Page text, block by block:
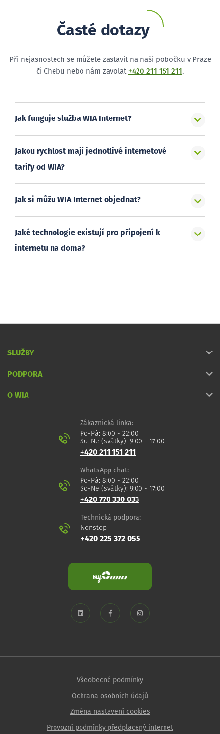
Časté dotazy
Při nejasnostech se můžete zastavit na naši pobočku v Praze
či Chebu nebo nám zavolat +420 211 151 211 .
Jak funguje služba WIA Internet?
Jakou rychlost mají jednotlivé internetové
tarify od WIA?
Jak si můžu WIA Internet objednat?
Jaké technologie existují pro připojení k
internetu na doma?
SLUŽBY
PODPORA
O WIA
Zákaznická linka:
Po-Pá: 8:00 - 22:00
So-Ne (svátky): 9:00 - 17:00
+420 211 151 211
WhatsApp chat:
Po-Pá: 8:00 - 22:00
So-Ne (svátky): 9:00 - 17:00
+420 770 330 033
Technická podpora:
Nonstop
+420 225 372 055
Všeobecné podmínky
Ochrana osobních údajů
Změna nastavení cookies
Provozní podmínky předplacený internet